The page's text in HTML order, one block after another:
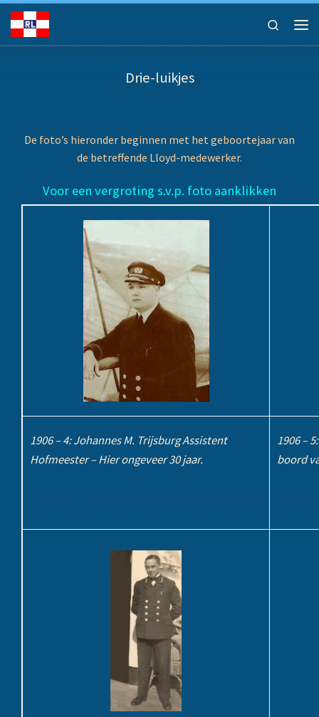
Ga naar inhoud
Search
Drie-luikjes
De foto’s hieronder beginnen met het geboortejaar van
de betreffende Lloyd-medewerker.
Voor een vergroting s.v.p. foto aanklikken
1906 – 4: Johannes M. Trijsburg Assistent
Hofmeester – Hier ongeveer 30 jaar.
……………………………………………………..
1906 –
boord